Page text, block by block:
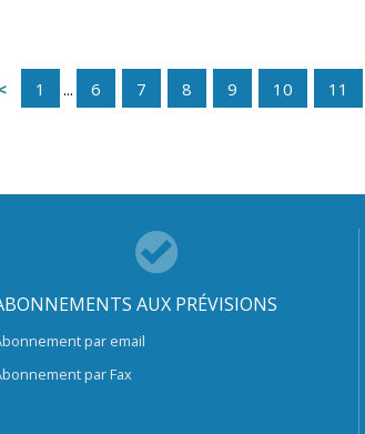
1 ... 6 7 8 9 10 11
AUX PRÉVISIONS
par email
par Fax